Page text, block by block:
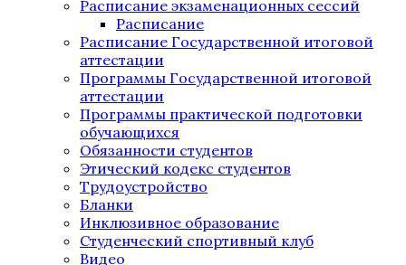
Расписание экзаменационных сессий
Расписание
Расписание Государственной итоговой
аттестации
Программы Государственной итоговой
аттестации
Программы практической подготовки
обучающихся
Обязанности студентов
Этический кодекс студентов
Трудоустройство
Бланки
Инклюзивное образование
Студенческий спортивный клуб
Видео